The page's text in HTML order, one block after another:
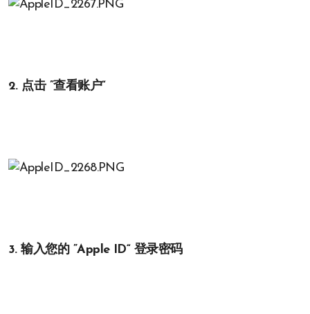
2. 点击 ”查看账户“
3. 输入您的 ”Apple ID“ 登录密码